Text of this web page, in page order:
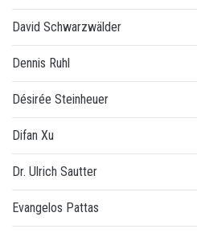
David Schwarzwälder
Dennis Ruhl
Désirée Steinheuer
Difan Xu
Dr. Ulrich Sautter
Evangelos Pattas